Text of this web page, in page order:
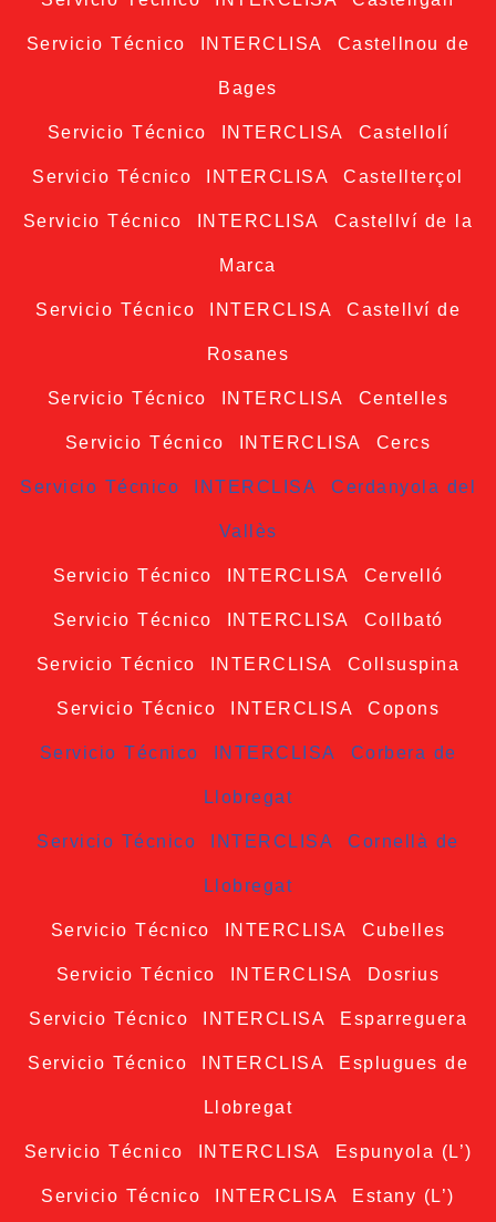
Servicio Técnico INTERCLISA Castellnou de
Bages
Servicio Técnico INTERCLISA Castellolí
Servicio Técnico INTERCLISA Castellterçol
Servicio Técnico INTERCLISA Castellví de la
Marca
Servicio Técnico INTERCLISA Castellví de
Rosanes
Servicio Técnico INTERCLISA Centelles
Servicio Técnico INTERCLISA Cercs
Servicio Técnico INTERCLISA Cerdanyola del
Vallès
Servicio Técnico INTERCLISA Cervelló
Servicio Técnico INTERCLISA Collbató
Servicio Técnico INTERCLISA Collsuspina
Servicio Técnico INTERCLISA Copons
Servicio Técnico INTERCLISA Corbera de
Llobregat
Servicio Técnico INTERCLISA Cornellà de
Llobregat
Servicio Técnico INTERCLISA Cubelles
Servicio Técnico INTERCLISA Dosrius
Servicio Técnico INTERCLISA Esparreguera
Servicio Técnico INTERCLISA Esplugues de
Llobregat
Servicio Técnico INTERCLISA Espunyola (L’)
Servicio Técnico INTERCLISA Estany (L’)